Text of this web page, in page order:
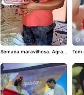
1K
Semana maravilhosa. Agrad
s! ❤️#fy #pará #celsosabino
#foryou
Tem
tar!
aense